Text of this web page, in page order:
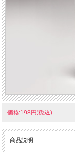
価格:198円(税込)
商品説明